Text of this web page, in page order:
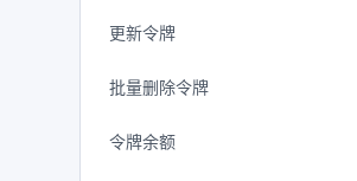
更新令牌
批量删除令牌
令牌余额